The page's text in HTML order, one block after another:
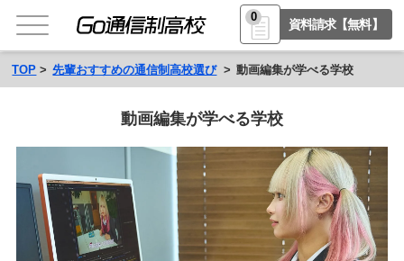
0
資料請求【無料】
TOP 先輩おすすめの通信制高校選び 動画編集が学べる学校
動画編集が学べる学校